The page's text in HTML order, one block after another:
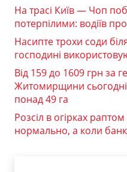
На трасі Київ — Чоп
потерпілими: водіїв
Насипте трохи соди
господині
Від 159 до 1609 грн за
Житомирщини
понад 49 га
Розсіл в огірках
нормально, а коли